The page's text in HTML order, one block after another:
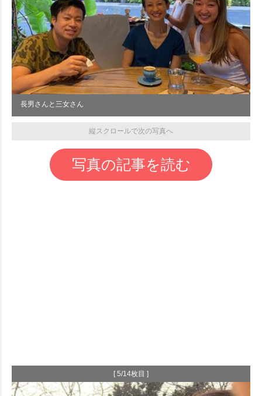
長男さんと三女さん
縦スクロールで次の写真へ
写真の記事を読む
[ 5/14枚目 ]